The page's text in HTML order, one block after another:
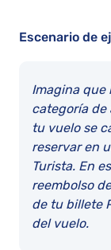
Escenario de
Imagina que
categoría de
tu vuelo se
reservar en
Turista. En
reembolso
de tu billete
del vuelo.